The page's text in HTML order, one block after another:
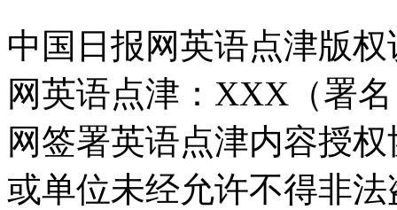
中国日报网英语点津版
网英语点津：XXX（署
网签署英语点津内容授
或单位未经允许不得非